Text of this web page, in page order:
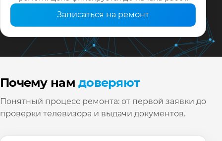
Записаться на ремонт
Почему намдоверяют
Понятный процесс ремонта: от первой заявки до
проверки телевизора и выдачи документов.